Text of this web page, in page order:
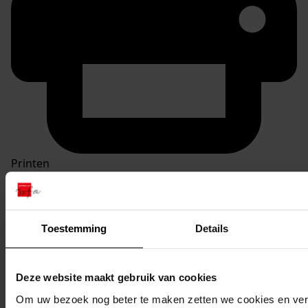
Toestemming Details
Deze website maakt gebruik van cookies
Om uw bezoek nog beter te maken zetten we cookies en
Printen
duurzaam webadres
Inv. nrs. 1201-1300